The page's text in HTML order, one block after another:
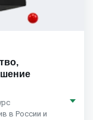
в России и